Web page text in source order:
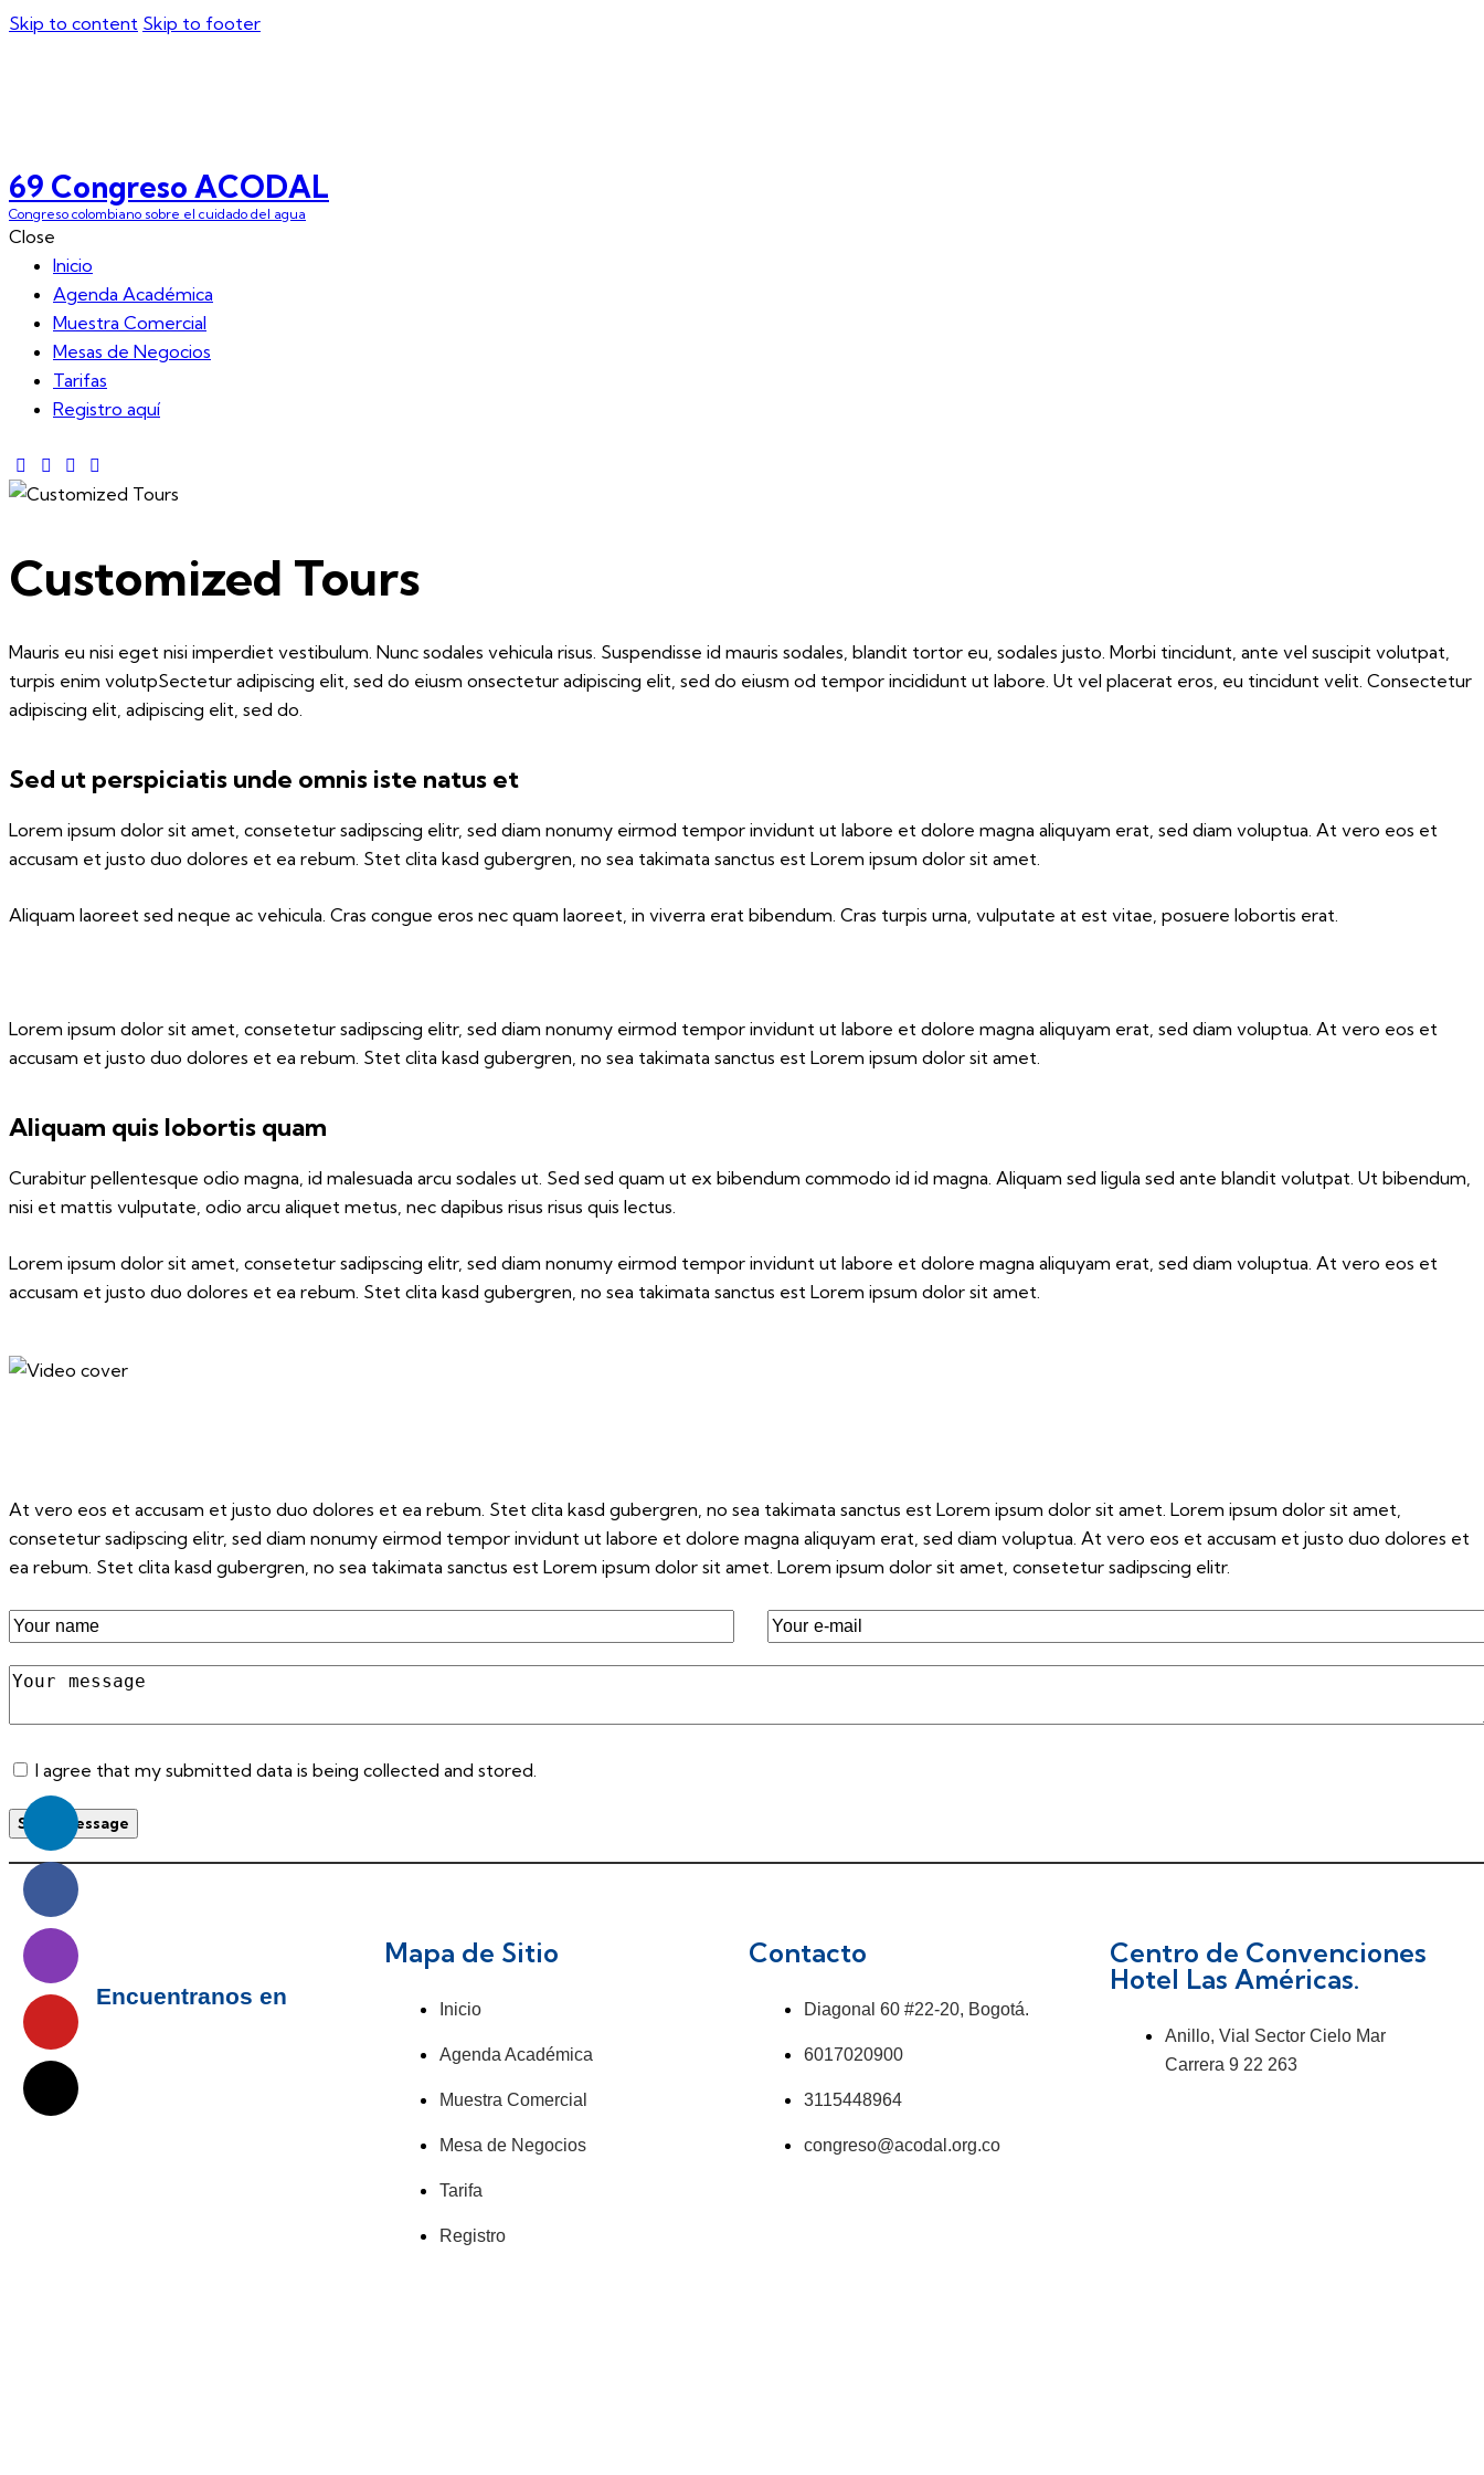
Skip to content Skip to footer
69 Congreso ACODAL
Congreso colombiano sobre el cuidado del agua
Close
Inicio
Agenda Académica
Muestra Comercial
Mesas de Negocios
Tarifas
Registro aquí
Customized Tours
Mauris eu nisi eget nisi imperdiet vestibulum. Nunc sodales vehicula risus. Suspendisse id mauris sodales, blandit tortor eu, sodales justo. Morbi tincidunt, ante vel suscipit volutpat,
turpis enim volutpSectetur adipiscing elit, sed do eiusm onsectetur adipiscing elit, sed do eiusm od tempor incididunt ut labore. Ut vel placerat eros, eu tincidunt velit. Consectetur
adipiscing elit, adipiscing elit, sed do.
Sed ut perspiciatis unde omnis iste natus et
Lorem ipsum dolor sit amet, consetetur sadipscing elitr, sed diam nonumy eirmod tempor invidunt ut labore et dolore magna aliquyam erat, sed diam voluptua. At vero eos et
accusam et justo duo dolores et ea rebum. Stet clita kasd gubergren, no sea takimata sanctus est Lorem ipsum dolor sit amet.
Aliquam laoreet sed neque ac vehicula. Cras congue eros nec quam laoreet, in viverra erat bibendum. Cras turpis urna, vulputate at est vitae, posuere lobortis erat.
Lorem ipsum dolor sit amet, consetetur sadipscing elitr, sed diam nonumy eirmod tempor invidunt ut labore et dolore magna aliquyam erat, sed diam voluptua. At vero eos et
accusam et justo duo dolores et ea rebum. Stet clita kasd gubergren, no sea takimata sanctus est Lorem ipsum dolor sit amet.
Aliquam quis lobortis quam
Curabitur pellentesque odio magna, id malesuada arcu sodales ut. Sed sed quam ut ex bibendum commodo id id magna. Aliquam sed ligula sed ante blandit volutpat. Ut bibendum,
nisi et mattis vulputate, odio arcu aliquet metus, nec dapibus risus risus quis lectus.
Lorem ipsum dolor sit amet, consetetur sadipscing elitr, sed diam nonumy eirmod tempor invidunt ut labore et dolore magna aliquyam erat, sed diam voluptua. At vero eos et
accusam et justo duo dolores et ea rebum. Stet clita kasd gubergren, no sea takimata sanctus est Lorem ipsum dolor sit amet.
At vero eos et accusam et justo duo dolores et ea rebum. Stet clita kasd gubergren, no sea takimata sanctus est Lorem ipsum dolor sit amet. Lorem ipsum dolor sit amet,
consetetur sadipscing elitr, sed diam nonumy eirmod tempor invidunt ut labore et dolore magna aliquyam erat, sed diam voluptua. At vero eos et accusam et justo duo dolores et
ea rebum. Stet clita kasd gubergren, no sea takimata sanctus est Lorem ipsum dolor sit amet. Lorem ipsum dolor sit amet, consetetur sadipscing elitr.
I agree that my submitted data is being collected and stored.
Send Message
Encuentranos en
Mapa de Sitio
Inicio
Agenda Académica
Muestra Comercial
Mesa de Negocios
Tarifa
Registro
Contacto
Diagonal 60 #22-20, Bogotá.
6017020900
3115448964
congreso@acodal.org.co
Centro de Convenciones
Hotel Las Américas.
Anillo, Vial Sector Cielo Mar
Carrera 9 22 263